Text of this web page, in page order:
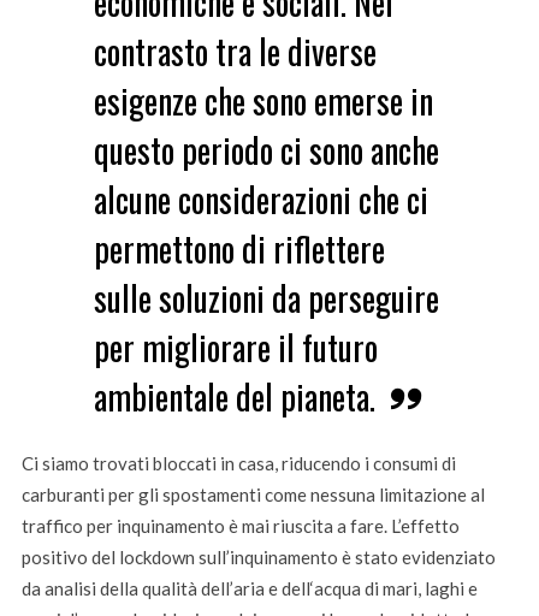
contrasto tra le diverse
esigenze che sono emerse in
questo periodo ci sono anche
alcune considerazioni che ci
permettono di riflettere
sulle soluzioni da perseguire
per migliorare il futuro
ambientale del pianeta.
Ci siamo trovati bloccati in casa, riducendo i consumi di
carburanti per gli spostamenti come nessuna limitazione al
traffico per inquinamento è mai riuscita a fare. L’effetto
positivo del lockdown sull’inquinamento è stato evidenziato
da analisi della qualità dell’aria e dell‘acqua di mari, laghi e